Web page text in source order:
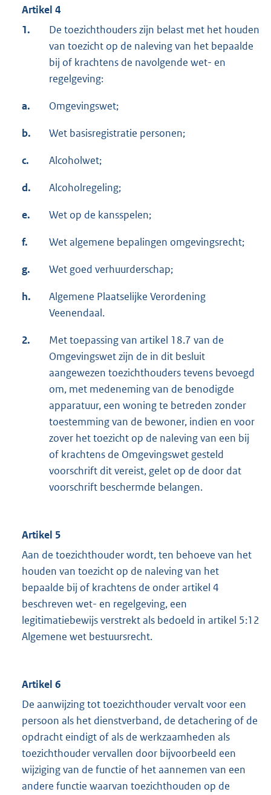
Artikel 4
1.
De toezichthouders zijn belast met het houden
van toezicht op de naleving van het bepaalde
bij of krachtens de navolgende wet- en
regelgeving:
a. Omgevingswet;
b. Wet basisregistratie personen;
c. Alcoholwet;
d. Alcoholregeling;
e. Wet op de kansspelen;
f. Wet algemene bepalingen omgevingsrecht;
g. Wet goed verhuurderschap;
h.
Algemene Plaatselijke Verordening
Veenendaal.
2.
Met toepassing van artikel 18.7 van de
Omgevingswet zijn de in dit besluit
aangewezen toezichthouders tevens bevoegd
om, met medeneming van de benodigde
apparatuur, een woning te betreden zonder
toestemming van de bewoner, indien en voor
zover het toezicht op de naleving van een bij
of krachtens de Omgevingswet gesteld
voorschrift dit vereist, gelet op de door dat
voorschrift beschermde belangen.
Artikel 5
Aan de toezichthouder wordt, ten behoeve van het
houden van toezicht op de naleving van het
bepaalde bij of krachtens de onder artikel 4
beschreven wet- en regelgeving, een
legitimatiebewijs verstrekt als bedoeld in artikel 5:12
Algemene wet bestuursrecht.
Artikel 6
De aanwijzing tot toezichthouder vervalt voor een
persoon als het dienstverband, de detachering of de
opdracht eindigt of als de werkzaamheden als
toezichthouder vervallen door bijvoorbeeld een
wijziging van de functie of het aannemen van een
andere functie waarvan toezichthouden op de